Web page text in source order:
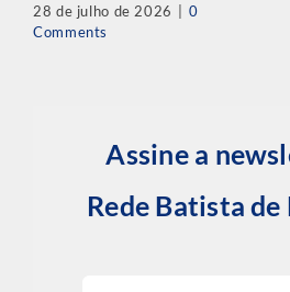
28 de julho de 2026
0
Comments
Assine a
Rede Batista de